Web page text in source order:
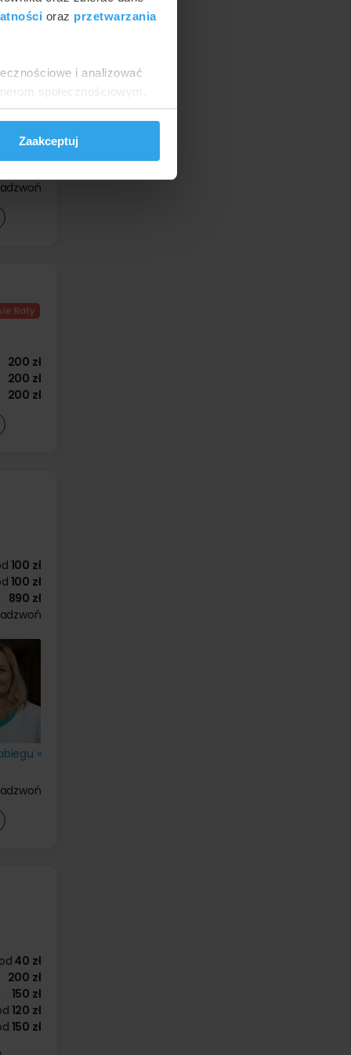
oraz przetwarzania
i analizować
społecznościowym,
od Ciebie lub
Zaakceptuj
170 zł
140 zł
200 zł
200 zł
200 zł
100 zł
100 zł
890 zł
»
od 40 zł
200 zł
150 zł
120 zł
150 zł